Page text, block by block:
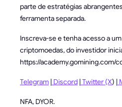
parte de estratégias
ferramenta separada.
Inscreva-se e tenha acesso a
criptomoedas, do investidor
https://academy.gomining.com/
Telegram | Discord |Twitter (X) |
NFA, DYOR.